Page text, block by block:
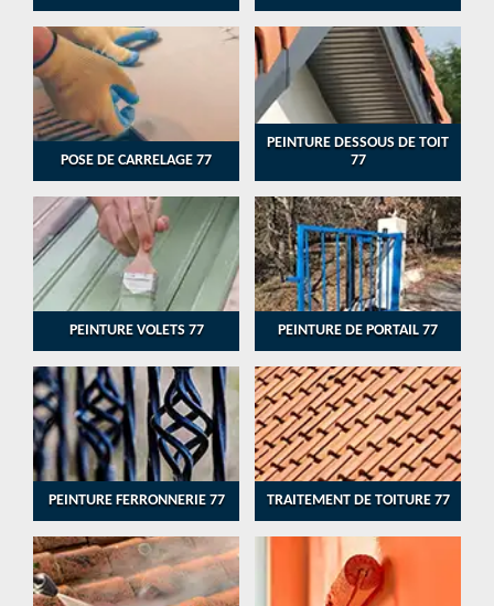
POSE DE CARRELAGE 77
PEINTURE DESSOUS DE TOIT
77
PEINTURE VOLETS 77 PEINTURE DE PORTAIL 77
PEINTURE FERRONNERIE 77 TRAITEMENT DE TOITURE 77